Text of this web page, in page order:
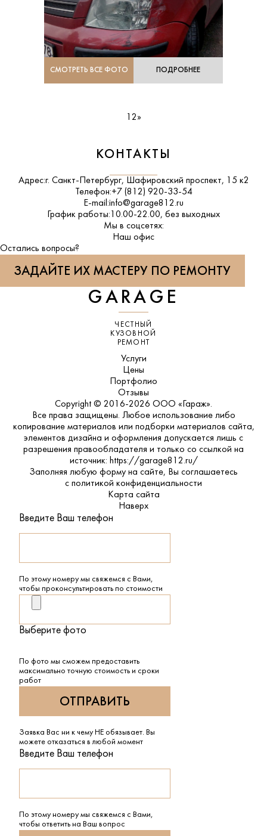
СМОТРЕТЬ ВСЕ ФОТО ПОДРОБНЕЕ
2»
КОНТАКТЫ
Адрес:г. Санкт-Петербург, Шафировский проспект, 15 к2
Телефон:+7 (812) 920-33-54
E-mail:info@garage812.ru
График работы: 10.00-22.00, без выходных
Мы в соцсетях:
ВКонтакте
Наш офис
Остались вопросы?
ЗАДАЙТЕ ИХ МАСТЕРУ ПО РЕМОНТУ
GARAGE
ЧЕСТНЫЙ
КУЗОВНОЙ
РЕМОНТ
Услуги
Цены
Портфолио
Отзывы
Copyright © 2016-2026 ООО «Гараж».
Все права защищены. Любое использование либо
копирование материалов или подборки материалов сайта,
элементов дизайна и оформления допускается лишь с
разрешения правообладателя и только со ссылкой на
источник: https://garage812.ru/
Заполняя любую форму на сайте, Вы соглашаетесь
с политикой конфиденциальности
Карта сайта
Наверх
Введите Ваш телефон
По этому номеру мы свяжемся с Вами,
чтобы проконсультировать по стоимости
Выберите фото
По фото мы сможем предоставить
максимально точную стоимость и сроки
работ
Заявка Вас ни к чему НЕ обязывает. Вы
можете отказаться в любой момент
Введите Ваш телефон
По этому номеру мы свяжемся с Вами,
чтобы ответить на Ваш вопрос